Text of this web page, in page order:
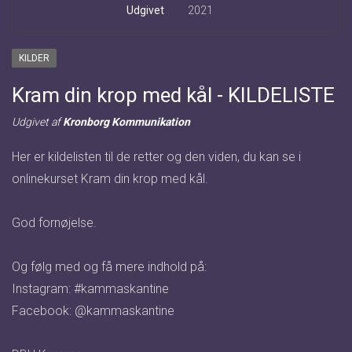
Udgivet 2021
KILDER
Kram din krop med kål - KILDELISTE
Udgivet afKronborg Kommunikation
Her er kildelisten til de retter og den viden, du kan se i
onlinekurset Kram din krop med kål.
God fornøjelse.
Og følg med og få mere indhold på:
Instagram: #kammaskantine
Facebook: @kammaskantine